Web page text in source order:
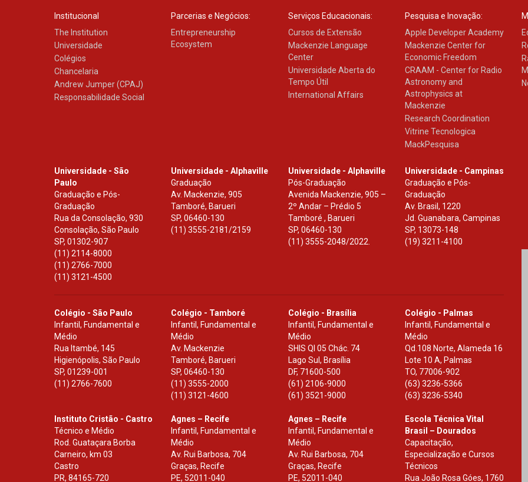
Institucional
The Institution
Universidade
Colégios
Chancelaria
Andrew Jumper (CPAJ)
Responsabilidade Social
Parcerias e Negócios:
Entrepreneurship
Ecosystem
Serviços Educacionais:
Cursos de Extensão
Mackenzie Language
Center
Universidade Aberta do
Tempo Útil
International Affairs
Pesquisa e Inovação:
Apple Developer Academy
Mackenzie Center for
Economic Freedom
CRAAM - Center for Radio
Astronomy and
Astrophysics at
Mackenzie
Research Coordination
Vitrine Tecnologica
MackPesquisa
Universidade - São
Paulo
Graduação e Pós-
Graduação
Rua da Consolação, 930
Consolação, São Paulo
SP, 01302-907
(11) 2114-8000
(11) 2766-7000
(11) 3121-4500
Universidade - Alphaville
Graduação
Av. Mackenzie, 905
Tamboré, Barueri
SP,06460-130
(11) 3555-2181/2159
Universidade - Alphaville
Pós-Graduação
Avenida Mackenzie, 905 –
2º Andar – Prédio 5
Tamboré , Barueri
SP, 06460-130
(11) 3555-2048/2022.
Universidade - Campinas
Graduação e Pós-
Graduação
Av. Brasil, 1220
Jd. Guanabara, Campinas
SP, 13073-148
(19) 3211-4100
Colégio - São Paulo
Infantil, Fundamental e
Médio
Rua Itambé, 145
Higienópolis, São Paulo
SP, 01239-001
(11) 2766-7600
Colégio - Tamboré
Infantil, Fundamental e
Médio
Av. Mackenzie
Tamboré, Barueri
SP,06460-130
(11) 3555-2000
(11) 3121-4600
Colégio - Brasília
Infantil, Fundamental e
Médio
SHIS Ql 05 Chác. 74
Lago Sul, Brasília
DF, 71600-500
(61) 2106-9000
(61) 3521-9000
Colégio - Palmas
Infantil, Fundamental e
Médio
Qd.108 Norte, Alameda 16
Lote 10 A, Palmas
TO, 77006-902
(63) 3236-5366
(63) 3236-5340
Instituto Cristão - Castro
Técnico e Médio
Rod. Guataçara Borba
Carneiro, km 03
Castro
PR, 84165-720
Agnes – Recife
Infantil, Fundamental e
Médio
Av. Rui Barbosa, 704
Graças, Recife
PE, 52011-040
Agnes – Recife
Infantil, Fundamental e
Médio
Av. Rui Barbosa, 704
Graças, Recife
PE, 52011-040
Escola Técnica Vital
Brasil – Dourados
Capacitação,
Especialização e Cursos
Técnicos
Rua João Rosa Góes, 1760